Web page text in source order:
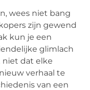
wees niet bang
zijn gewend
kun je een
glimlach
niet dat elke
verhaal te
van een